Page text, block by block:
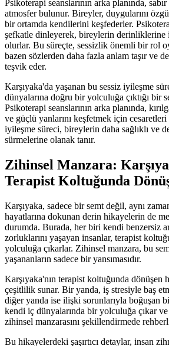
Psikoterapi seanslarının arka planında,
atmosfer bulunur. Bireyler, duygularını
bir ortamda kendilerini keşfederler.
şefkatle dinleyerek, bireylerin derinliklerine
olurlar. Bu süreçte, sessizlik önemli bir rol
bazen sözlerden daha fazla anlam taşır ve
teşvik eder.
Karşıyaka'da yaşanan bu sessiz iyileşme
dünyalarına doğru bir yolculuğa çıktığı bir
Psikoterapi seanslarının arka planında,
ve güçlü yanlarını keşfetmek için cesaretleri
iyileşme süreci, bireylerin daha sağlıklı ve
sürmelerine olanak tanır.
Zihinsel Manzara:
Terapist Koltuğunda
Karşıyaka, sadece bir semt değil, aynı
hayatlarına dokunan derin hikayelerin de
durumda. Burada, her biri kendi benzersiz
zorluklarını yaşayan insanlar, terapist
yolculuğa çıkarlar. Zihinsel manzara, bu
yaşananların sadece bir yansımasıdır.
Karşıyaka'nın terapist koltuğunda dönüşen
çeşitlilik sunar. Bir yanda, iş stresiyle baş
diğer yanda ise ilişki sorunlarıyla boğuşan
kendi iç dünyalarında bir yolculuğa çıkar
zihinsel manzarasını şekillendirmede
Bu hikayelerdeki şaşırtıcı detaylar, insan